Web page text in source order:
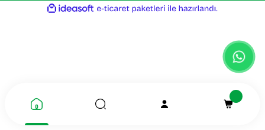
ideasoft
e-